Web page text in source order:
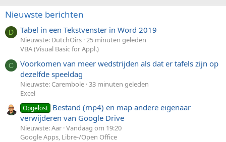
Nieuwste berichten
D Tabel in een Tekstvenster in Word 2019
Nieuwste: DutchOirs 25 minuten geleden
VBA (Visual Basic for Appl.)
C
Voorkomen van meer wedstrijden als dat er tafels zijn op
dezelfde speeldag
Nieuwste: Carembole 33 minuten geleden
Excel
Opgelost Bestand (mp4) en map andere eigenaar
verwijderen van Google Drive
Nieuwste: Aar Vandaag om 19:20
Google Apps, Libre-/Open Office